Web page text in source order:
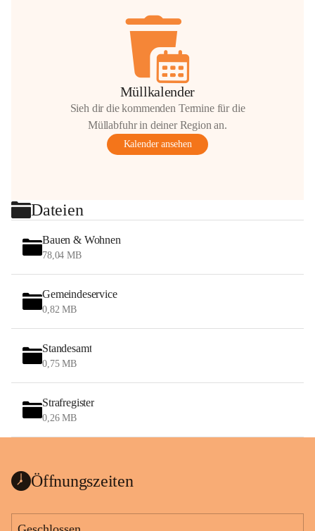
Müllkalender
Sieh dir die kommenden Termine für die
Müllabfuhr in deiner Region an.
Kalender ansehen
Dateien
Bauen & Wohnen
78,04 MB
Gemeindeservice
0,82 MB
Standesamt
0,75 MB
Strafregister
0,26 MB
Öffnungszeiten